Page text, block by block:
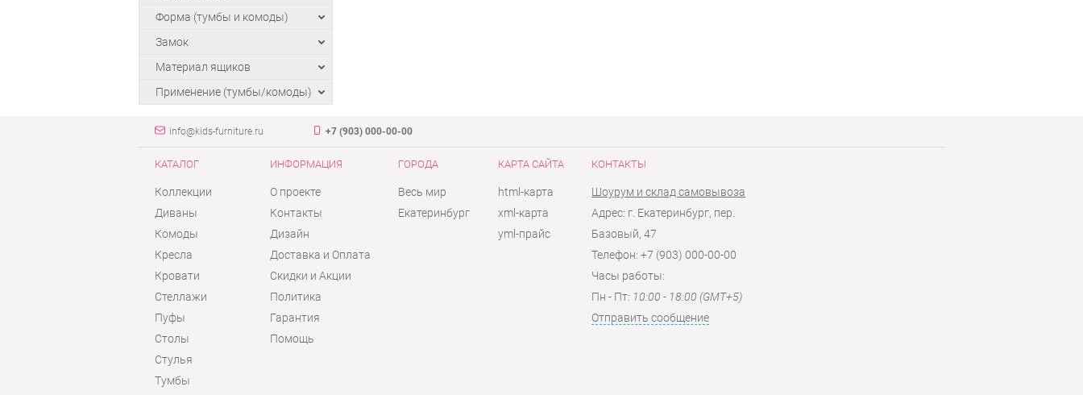
Форма (тумбы и комоды)
Замок
Материал ящиков
Применение (тумбы/комоды)
info@kids-furniture.ru +7 (903) 000-00-00
КАТАЛОГ
Коллекции
Диваны
Комоды
Кресла
Кровати
Стеллажи
Пуфы
Столы
Стулья
Тумбы
ИНФОРМАЦИЯ
О проекте
Контакты
Дизайн
Доставка и Оплата
Скидки и Акции
Политика
Гарантия
Помощь
ГОРОДА
Весь мир
Екатеринбург
КАРТА САЙТА
html-карта
xml-карта
yml-прайс
КОНТАКТЫ
Шоурум и склад самовывоза
Адрес: г. Екатеринбург, пер.
Базовый, 47
Телефон: +7 (903) 000-00-00
Часы работы:
Пн - Пт: 10:00 - 18:00 (GMT+5)
Отправить сообщение